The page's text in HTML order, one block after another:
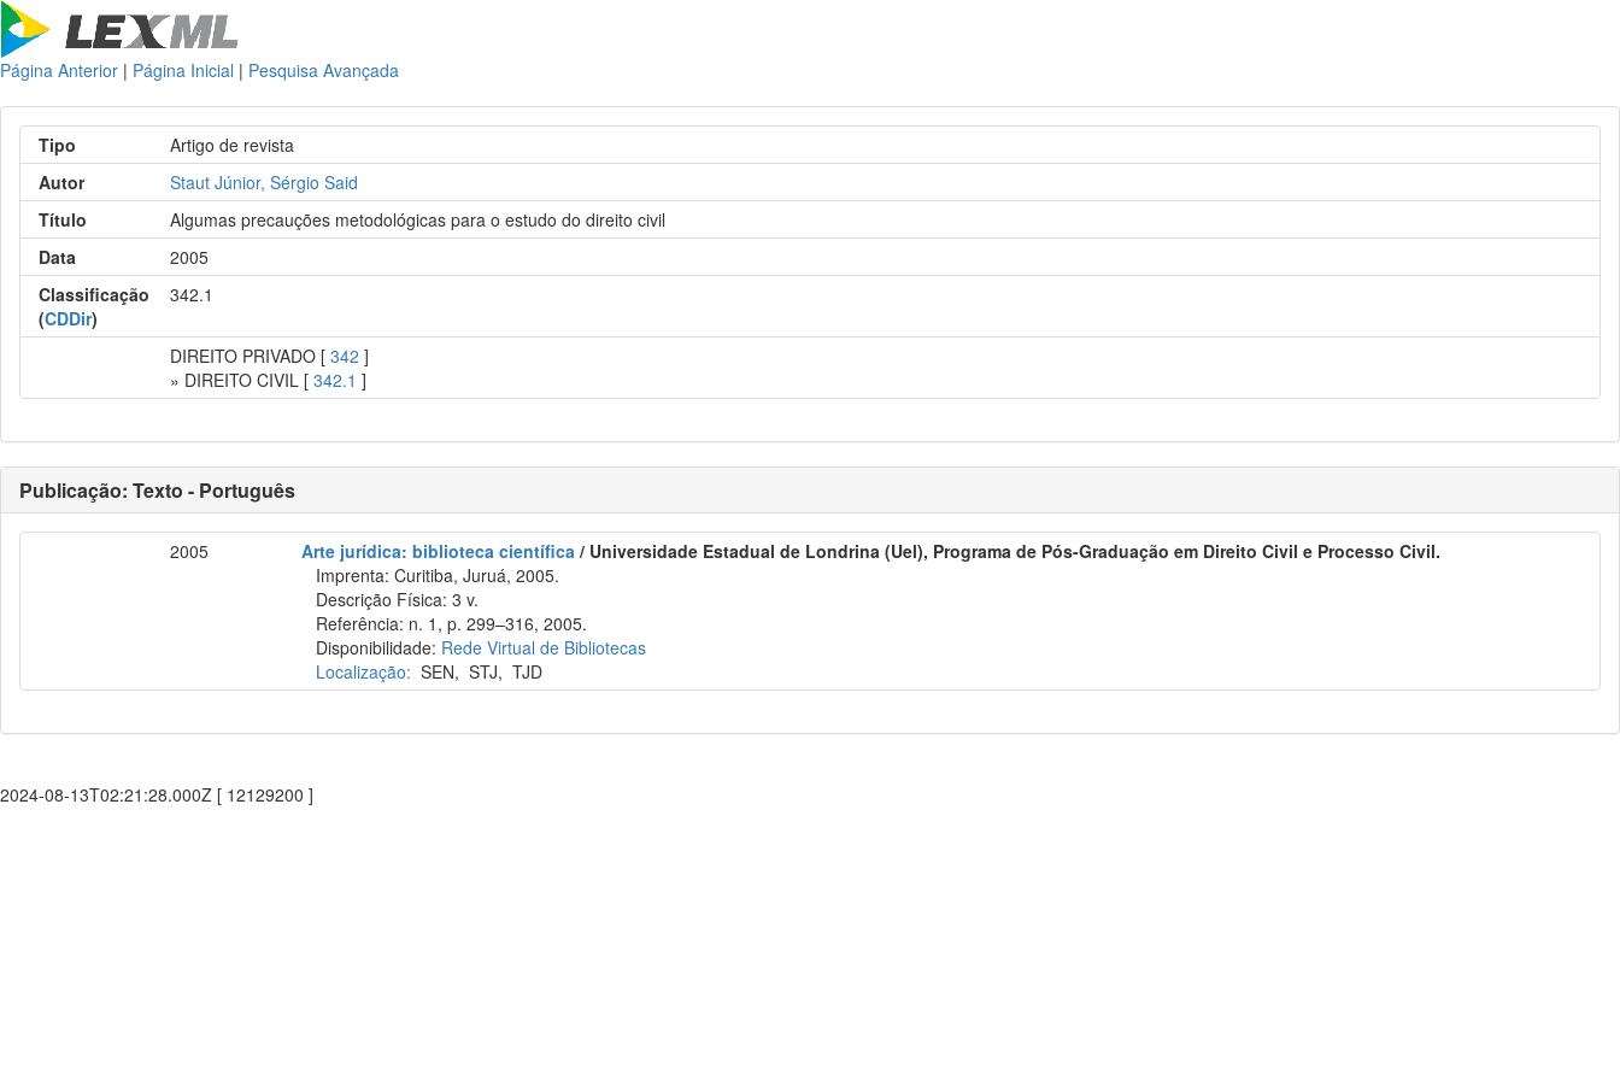
Página Anterior | Página Inicial | Pesquisa Avançada
Tipo
Artigo de revista
Autor
Staut Júnior, Sérgio Said
Título
Algumas precauções metodológicas para o estudo do direito civil
Data
2005
Classificação
(CDDir)
342.1
DIREITO PRIVADO [342 ]
» DIREITO CIVIL [342.1 ]
Publicação: Texto - Português
2005 Arte jurídica: biblioteca científica / Universidade Estadual de Londrina (Uel), Programa de Pós-Graduação em Direito Civil e Processo Civil.
Imprenta: Curitiba, Juruá, 2005.
Descrição Física: 3 v.
Referência: n. 1, p. 299–316, 2005.
Disponibilidade: Rede Virtual de Bibliotecas
Localização: SEN,STJ,TJD
2024-08-13T02:21:28.000Z [ 12129200 ]